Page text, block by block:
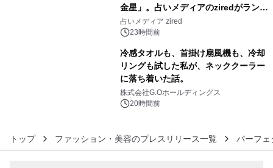
金星」。占いメディアのziredがランキ
ングを発表
占いメディア zired
23時間前
冷感タオルも、首掛け扇風機も、冷却
リングも試した私が、ネッククーラー
に落ち着いた話。
株式会社G.Oホールディングス
20時間前
トップ ファッション・美容のプレスリリース一覧 パーフェ